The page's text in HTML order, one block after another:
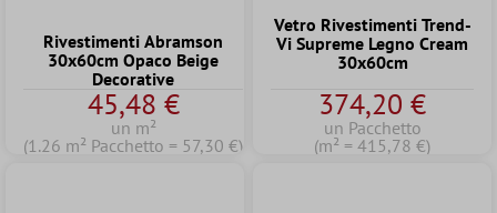
Rivestimenti Abramson
30x60cm Opaco Beige
Decorative
45,48 €
un m²
(1.26 m² Pacchetto = 57,30 €)
Vetro Rivestimenti Trend-
Vi Supreme Legno Cream
30x60cm
374,20 €
un Pacchetto
(m² = 415,78 €)